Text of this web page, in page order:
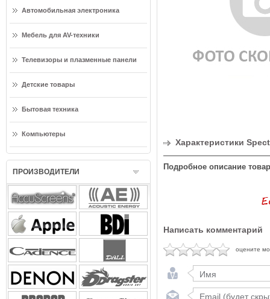
Автомобильная электроника
Мебель для AV-техники
Телевизоры и плазменные панели
Детские товары
Бытовая техника
Компьютеры
ПРОИЗВОДИТЕЛИ
Характеристики
Подробное описание
Написать комментарий
оцените